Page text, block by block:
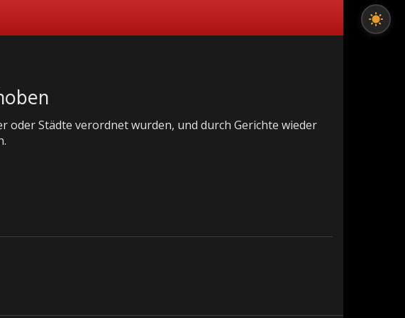
Städte verordnet wurden, und durch Gerichte wieder